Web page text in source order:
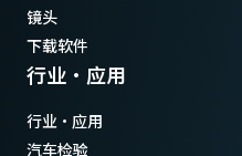
镜头
下载软件
行业·应用
行业·应用
汽车检验